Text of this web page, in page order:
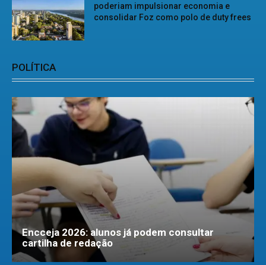
poderiam impulsionar economia e
consolidar Foz como polo de duty frees
POLÍTICA
Encceja 2026: alunos já podem consultar
cartilha de redação